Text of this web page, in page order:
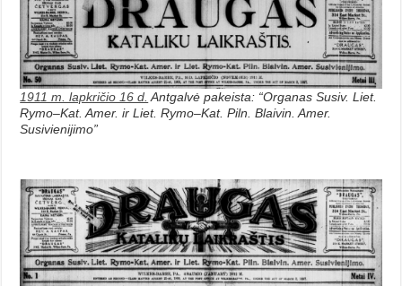
1911 m. lapkričio 16 d. Antgalvė pakeista: “Organas Susiv. Liet.
Rymo–Kat. Amer. ir Liet. Rymo–Kat. Piln. Blaivin. Amer.
Susivienijimo”